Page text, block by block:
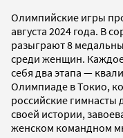
Олимпийские игры
августа 2024 года. В
разыграют 8
среди женщин.
себя два этапа —
Олимпиаде в Токио,
российские гимнасты
своей истории,
женском командном